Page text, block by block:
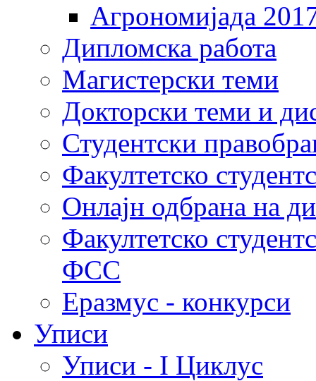
Агрономијада
Дипломска работа
Магистерски теми
Докторски теми и
Студентски
Факултетско
Онлајн одбрана на
Факултетско
ФСС
Еразмус - конкурси
Уписи
Уписи - I Циклус